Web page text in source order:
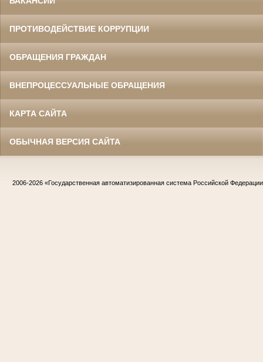
ПРОТИВОДЕЙСТВИЕ КОРРУПЦИИ
ОБРАЩЕНИЯ ГРАЖДАН
ВНЕПРОЦЕССУАЛЬНЫЕ ОБРАЩЕНИЯ
КАРТА САЙТА
ОБЫЧНАЯ ВЕРСИЯ САЙТА
2006-2026 «Государственная автоматизированная система Российской